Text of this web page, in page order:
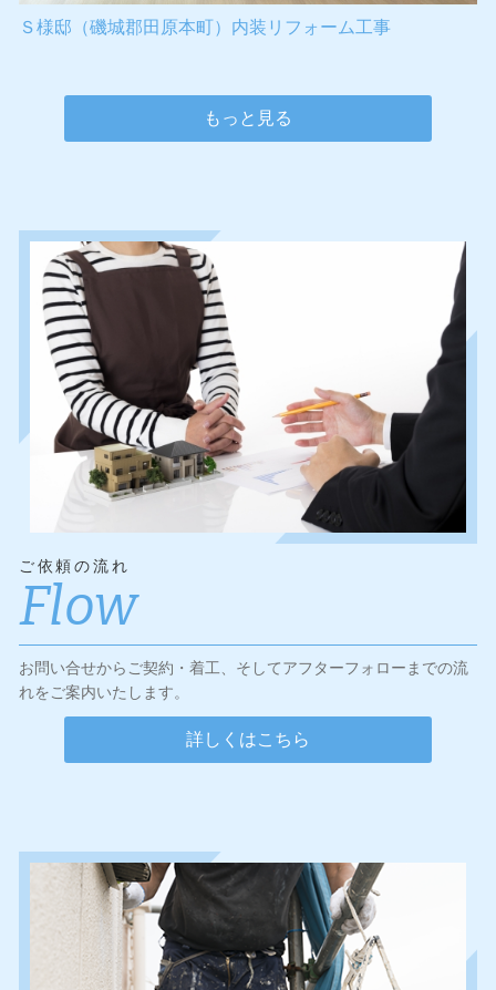
Ｓ様邸（磯城郡田原本町）内装リフォーム工事
もっと見る
ご依頼の流れ
Flow
お問い合せからご契約・着工、そしてアフターフォローまでの流
れをご案内いたします。
詳しくはこちら